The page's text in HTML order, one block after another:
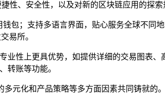
性、安全性，以及对新的区块链应用的探索
包；支持多语言界面，贴心服务全球不同地
易所。
业性上更具优势，如提供详细的交易图表、
转账等功能。
元化和产品策略等多方面因素共同铸就的。